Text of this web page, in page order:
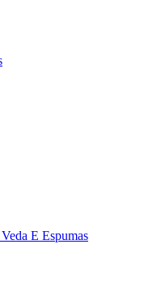
E Espumas